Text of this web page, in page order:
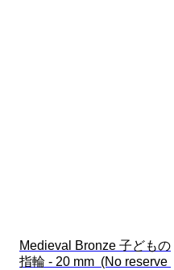
Medieval Bronze 子どもの
指輪 - 20 mm  (No reserve